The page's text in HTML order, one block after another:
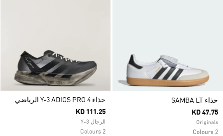
حذاء SAMBA LT
KD 47.75
Originals
2 Colours
حذاء Y-3 ADIOS PRO 4 الرياضي
KD 111.25
الرجال Y-3
2 Colours